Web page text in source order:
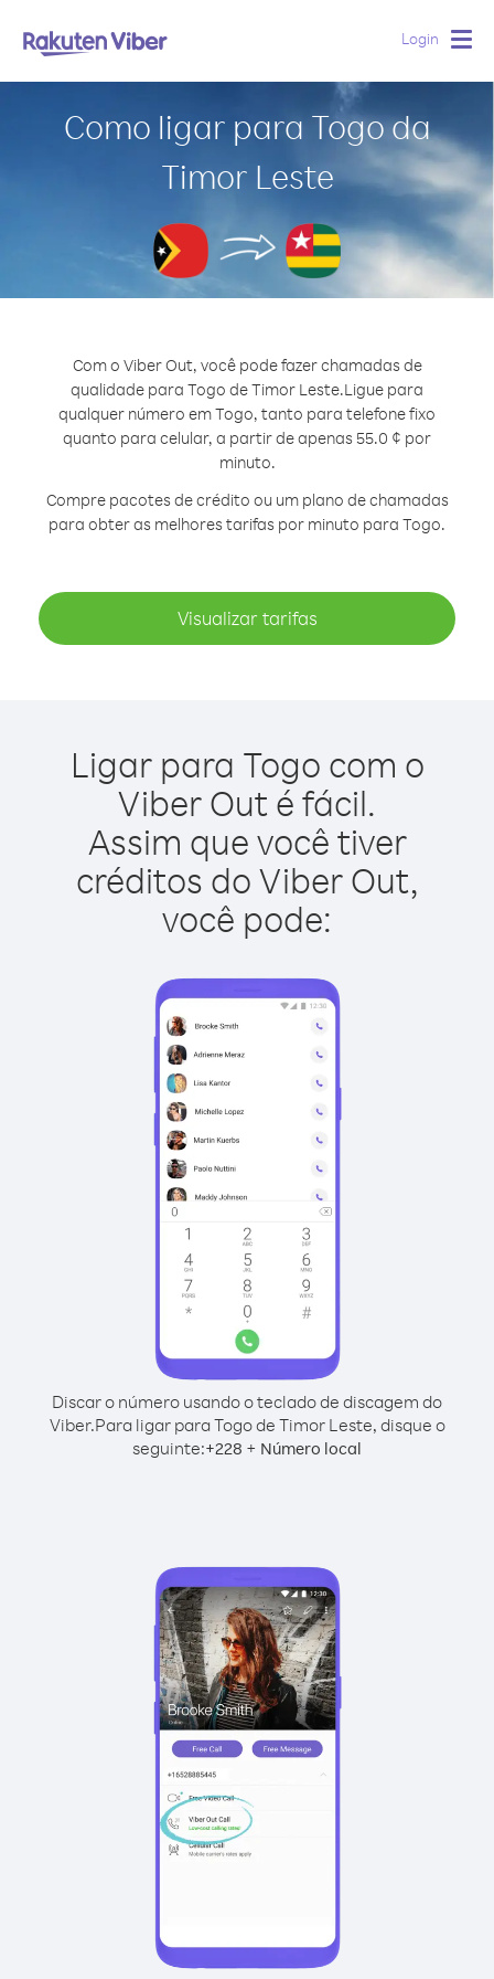
Login
Como ligar para Togo da
Timor Leste
Com o Viber Out, você pode fazer chamadas de
qualidade para Togo de Timor Leste.Ligue para
qualquer número em Togo, tanto para telefone fixo
quanto para celular, a partir de apenas 55.0 ¢ por
minuto.
Compre pacotes de crédito ou um plano de chamadas
para obter as melhores tarifas por minuto para Togo.
Visualizar tarifas
Ligar para Togo com o
Viber Out é fácil.
Assim que você tiver
créditos do Viber Out,
você pode:
Discar o número usando o teclado de discagem do
Viber.Para ligar para Togo de Timor Leste, disque o
seguinte:+228 + Número local